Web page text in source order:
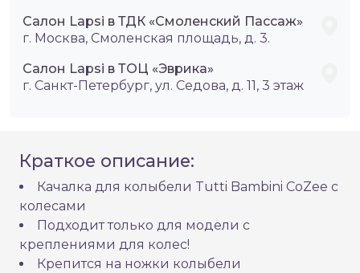
Салон Lapsi в ТДК «Смоленский Пассаж»
г. Москва, Смоленская площадь, д. 3.
Салон Lapsi в ТОЦ «Эврика»
г. Санкт-Петербург, ул. Седова, д. 11, 3 этаж
Краткое описание:
Качалка для колыбели Tutti Bambini CoZee с
колесами
Подходит только для модели с
креплениями для колес!
Крепится на ножки колыбели